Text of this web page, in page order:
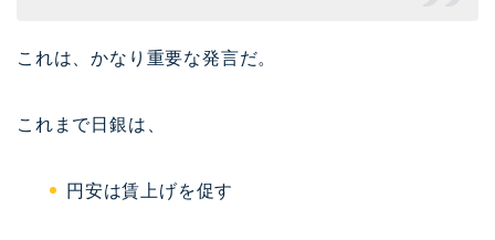
これは、かなり重要な発言だ。
これまで日銀は、
円安は賃上げを促す